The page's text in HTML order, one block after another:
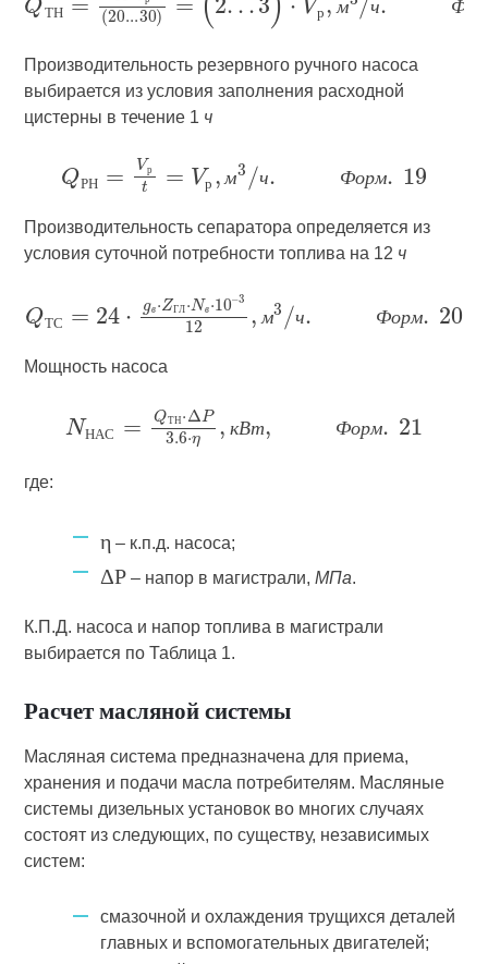
м ч Ф
Производительность резервного ручного насоса
выбирается из условия заполнения расходной
цистерны в течение 1 ч
РН р
м ч Ф о рм
Производительность сепаратора определяется из
условия суточной потребности топлива на 12 ч
м ч Ф о рм
Мощность насоса
кВ т Ф о рм
где:
η – к.п.д. насоса;
ΔP – напор в магистрали,МПа.
К.П.Д. насоса и напор топлива в магистрали
выбирается по Таблица 1.
Расчет масляной системы
Масляная система предназначена для приема,
хранения и подачи масла потребителям. Масляные
системы дизельных установок во многих случаях
состоят из следующих, по существу, независимых
систем:
смазочной и охлаждения трущихся деталей
главных и вспомогательных двигателей;